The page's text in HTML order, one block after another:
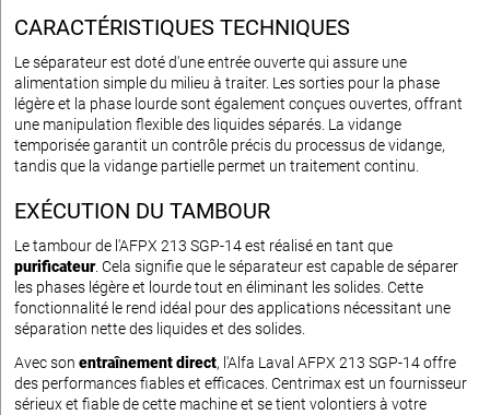
CARACTÉRISTIQUES TECHNIQUES
Le séparateur est doté d'une entrée ouverte qui assure une
alimentation simple du milieu à traiter. Les sorties pour la phase
légère et la phase lourde sont également conçues ouvertes, offrant
une manipulation flexible des liquides séparés. La vidange
temporisée garantit un contrôle précis du processus de vidange,
tandis que la vidange partielle permet un traitement continu.
EXÉCUTION DU TAMBOUR
Le tambour de l'AFPX 213 SGP-14 est réalisé en tant que
purificateur. Cela signifie que le séparateur est capable de séparer
les phases légère et lourde tout en éliminant les solides. Cette
fonctionnalité le rend idéal pour des applications nécessitant une
séparation nette des liquides et des solides.
Avec son entraînement direct, l'Alfa Laval AFPX 213 SGP-14 offre
des performances fiables et efficaces. Centrimax est un fournisseur
sérieux et fiable de cette machine et se tient volontiers à votre